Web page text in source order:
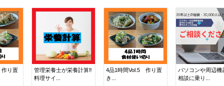
り置
管理栄養士が栄養計算‼
料理サイ...
4品1時間Vol.5 作り置
き...
パソコンや周辺機
相談に乗り...